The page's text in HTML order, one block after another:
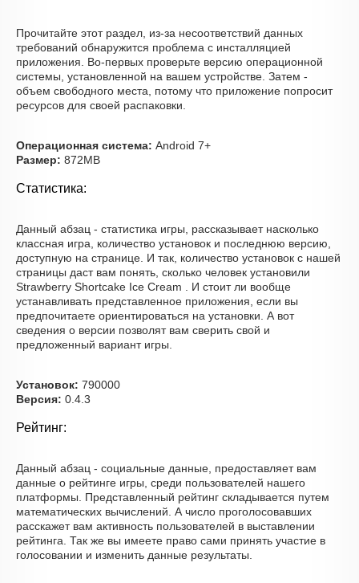
Прочитайте этот раздел, из-за несоответствий данных
требований обнаружится проблема с инсталляцией
приложения. Во-первых проверьте версию операционной
системы, установленной на вашем устройстве. Затем -
объем свободного места, потому что приложение попросит
ресурсов для своей распаковки.
Операционная система: Android 7+
Размер: 872MB
Статистика:
Данный абзац - статистика игры, рассказывает насколько
классная игра, количество установок и последнюю версию,
доступную на странице. И так, количество установок с нашей
страницы даст вам понять, сколько человек установили
Strawberry Shortcake Ice Cream . И стоит ли вообще
устанавливать представленное приложения, если вы
предпочитаете ориентироваться на установки. А вот
сведения о версии позволят вам сверить свой и
предложенный вариант игры.
Установок: 790000
Версия: 0.4.3
Рейтинг:
Данный абзац - социальные данные, предоставляет вам
данные о рейтинге игры, среди пользователей нашего
платформы. Представленный рейтинг складывается путем
математических вычислений. А число проголосовавших
расскажет вам активность пользователей в выставлении
рейтинга. Так же вы имеете право сами принять участие в
голосовании и изменить данные результаты.